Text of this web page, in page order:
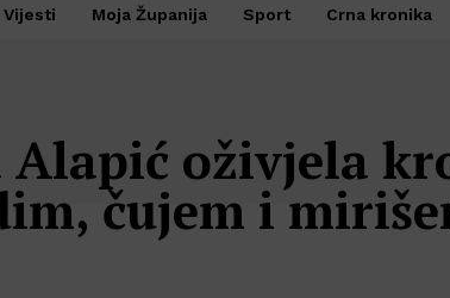
Vijesti Moja Županija Sport Crna kronika
Alapić oživjela
čujem i